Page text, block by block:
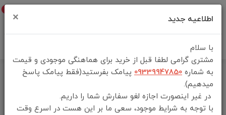
خانه
فهرست محصولات
greenlion
اطلاعیه جدید ×
با سلام
مشتری گرامی لطفا قبل از خرید برای هماهنگی موجودی و قیمت
به شماره 09339947850 پیامک بفرستید(فقط پیامک پاسخ
میدهیم).
در غیر اینصورت اجازه لغو سفارش شما را داریم.
با توجه به شرایط موجود، سعی ما بر این هست در اسرع وقت